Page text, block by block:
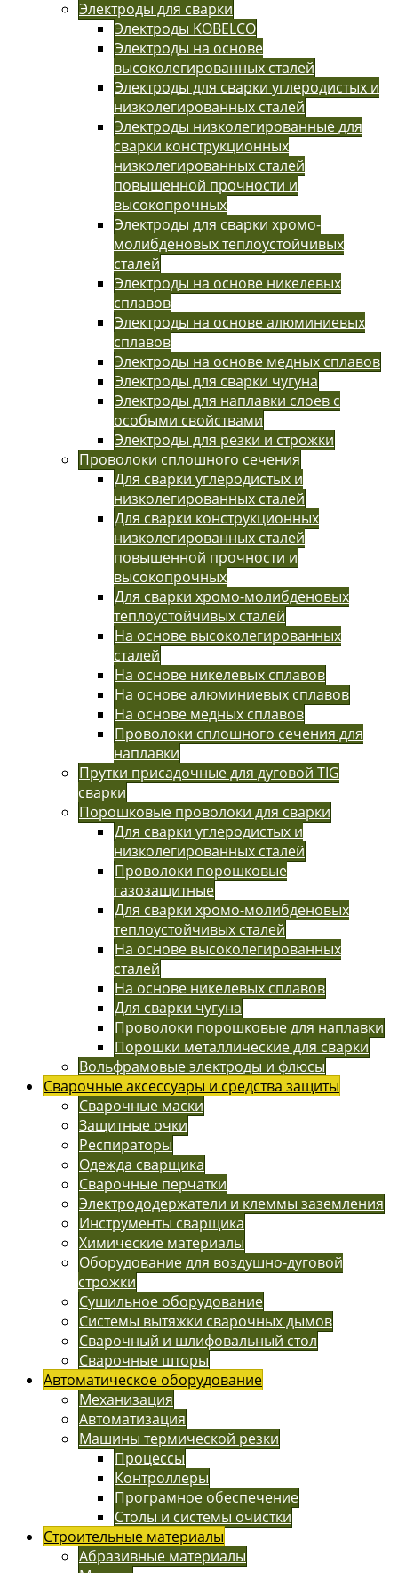
Электроды для сварки
Электроды KOBELCO
Электроды на основе
высоколегированных сталей
Электроды для сварки углеродистых и
низколегированных сталей
Электроды низколегированные для
сварки конструкционных
низколегированных сталей
повышенной прочности и
высокопрочных
Электроды для сварки хромо-
молибденовых теплоустойчивых
сталей
Электроды на основе никелевых
сплавов
Электроды на основе алюминиевых
сплавов
Электроды на основе медных сплавов
Электроды для сварки чугуна
Электроды для наплавки слоев с
особыми свойствами
Электроды для резки и строжки
Проволоки сплошного сечения
Для сварки углеродистых и
низколегированных сталей
Для сварки конструкционных
низколегированных сталей
повышенной прочности и
высокопрочных
Для сварки хромо-молибденовых
теплоустойчивых сталей
На основе высоколегированных
сталей
На основе никелевых сплавов
На основе алюминиевых сплавов
На основе медных сплавов
Проволоки сплошного сечения для
наплавки
Прутки присадочные для дуговой TIG
сварки
Порошковые проволоки для сварки
Для сварки углеродистых и
низколегированных сталей
Проволоки порошковые
газозащитные
Для сварки хромо-молибденовых
теплоустойчивых сталей
На основе высоколегированных
сталей
На основе никелевых сплавов
Для сварки чугуна
Проволоки порошковые для наплавки
Порошки металлические для сварки
Вольфрамовые электроды и флюсы
Сварочные аксессуары и средства защиты
Сварочные маски
Защитные очки
Респираторы
Одежда сварщика
Сварочные перчатки
Электрододержатели и клеммы заземления
Инструменты сварщика
Химические материалы
Оборудование для воздушно-дуговой
строжки
Сушильное оборудование
Системы вытяжки сварочных дымов
Сварочный и шлифовальный стол
Сварочные шторы
Автоматическое оборудование
Механизация
Автоматизация
Машины термической резки
Процессы
Контроллеры
Програмное обеспечение
Столы и системы очистки
Строительные материалы
Абразивные материалы